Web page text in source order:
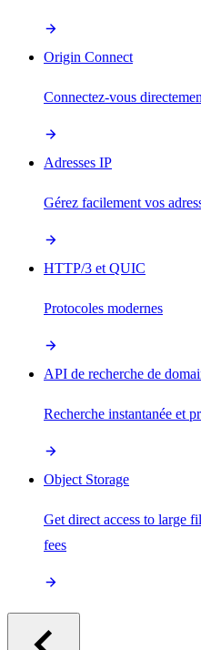
Origin Connect
Connectez-vous
Adresses IP
Gérez facilement vos
HTTP/3 et QUIC
Protocoles modernes
API de recherche de
Recherche instantanée et
Object Storage
Get direct access to large
fees